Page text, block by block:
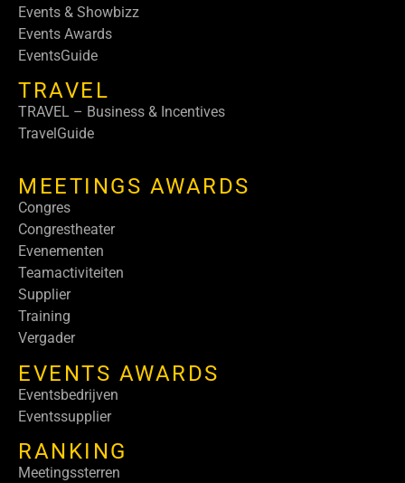
Events & Showbizz
Events Awards
EventsGuide
TRAVEL
TRAVEL – Business & Incentives
TravelGuide
MEETINGS AWARDS
Congres
Congrestheater
Evenementen
Teamactiviteiten
Supplier
Training
Vergader
EVENTS AWARDS
Eventsbedrijven
Eventssupplier
RANKING
Meetingssterren